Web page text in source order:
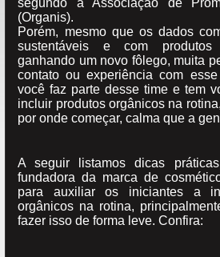
(Organis).
Porém, mesmo que os dados
sustentáveis e com produtos
ganhando um novo fôlego, muita
contato ou experiência com
você faz parte desse time e tem
incluir produtos orgânicos na
por onde começar, calma que a
A seguir listamos dicas
fundadora da marca de
para auxiliar os iniciantes a
orgânicos na rotina,
fazer isso de forma leve. Confira: